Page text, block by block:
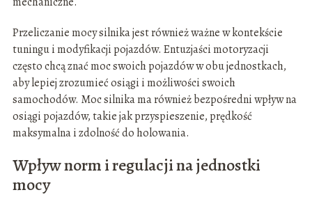
Przeliczanie mocy silnika jest również ważne w kontekście
tuningu i modyfikacji pojazdów. Entuzjaści motoryzacji
często chcą znać moc swoich pojazdów w obu jednostkach,
aby lepiej zrozumieć osiągi i możliwości swoich
samochodów. Moc silnika ma również bezpośredni wpływ na
osiągi pojazdów, takie jak przyspieszenie, prędkość
maksymalna i zdolność do holowania.
Wpływ norm i regulacji na jednostki
mocy